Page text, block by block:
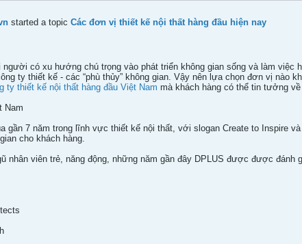
started a topic Các đơn vị thiết kế nội thất hàng đầu hiện nay
người có xu hướng chú trọng vào phát triển không gian sống và làm
ty thiết kế - các “phù thủy” không gian. Vậy nên lựa chọn đơn vị nào
ty thiết kế nội thất hàng đầu Việt Nam mà khách hàng có thể tin tưởng
Nam
gần 7 năm trong lĩnh vực thiết kế nội thất, với slogan Create to Inspire
cho khách hàng.
nhân viên trẻ, năng động, những năm gần đây DPLUS được được